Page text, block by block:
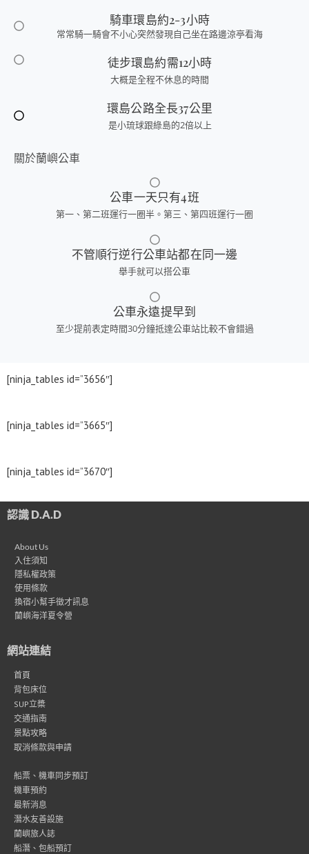
騎車環島約2-3小時
常常騎一騎會不小心突然發現自己坐在路邊涼亭看海
徒步環島約需12小時
大概是全程不休息的時間
環島公路全長37公里
是小琉球跟綠島的2倍以上
關於蘭嶼公車
公車一天只有4班
第一、第二班運行一圈半。第三、第四班運行一圈
不管順行逆行公車站都在同一邊
舉手就可以搭公車
公車永遠提早到
至少提前表定時間30分鐘抵達公車站比較不會錯過
[ninja_tables id=”3656″]
[ninja_tables id=”3665″]
[ninja_tables id=”3670″]
認識 D.A.D
About Us
入住須知
隱私權政策
使用條款
換宿小幫手徵才訊息
蘭嶼海洋夏令營
網站連結
首頁
背包床位
SUP立槳
交通指南
景點攻略
取消條款與申請
船票、機車同步預訂
機車預約
最新消息
潛水友善設施
蘭嶼旅人誌
船潛、包船預訂